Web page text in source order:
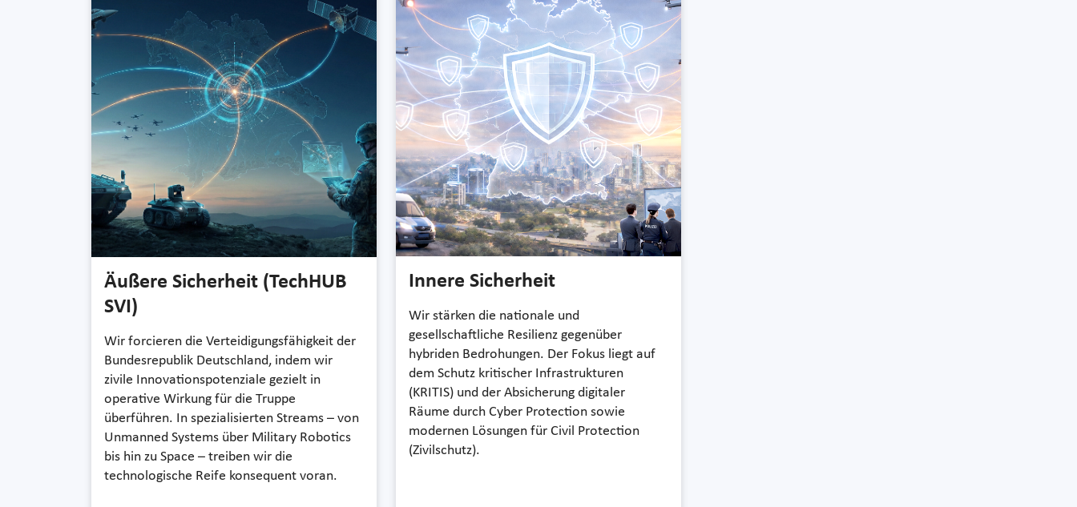
Äußere Sicherheit (TechHUB
SVI)
Wir forcieren die Verteidigungsfähigkeit der
Bundesrepublik Deutschland, indem wir
zivile Innovationspotenziale gezielt in
operative Wirkung für die Truppe
überführen. In spezialisierten Streams – von
Unmanned Systems über Military Robotics
bis hin zu Space – treiben wir die
technologische Reife konsequent voran.
Innere Sicherheit
Wir stärken die nationale und
gesellschaftliche Resilienz gegenüber
hybriden Bedrohungen. Der Fokus liegt auf
dem Schutz kritischer Infrastrukturen
(KRITIS) und der Absicherung digitaler
Räume durch Cyber Protection sowie
modernen Lösungen für Civil Protection
(Zivilschutz).